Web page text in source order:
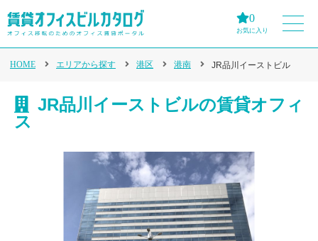
0
お気に入り
HOME エリアから探す 港区 港南 JR品川イーストビル
JR品川イーストビルの賃貸オフィ
ス